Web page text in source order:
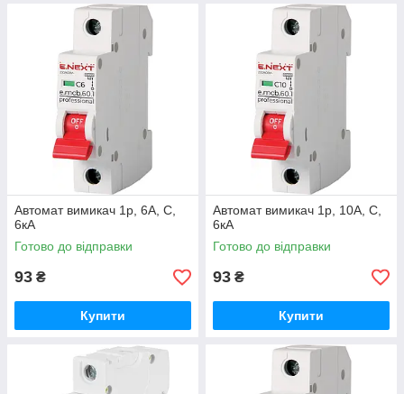
Автомат вимикач 1р, 6А, C,
6кА
Готово до відправки
93 ₴
Купити
Автомат вимикач 1р, 10А, C,
6кА
Готово до відправки
93 ₴
Купити